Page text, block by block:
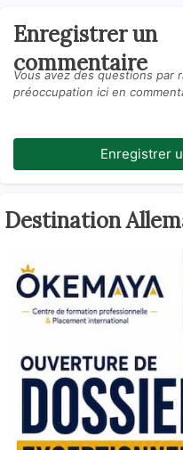
Enregistrer un
commentaire
Vous avez des questions par
préoccupation ici en
Enregistrer
Destination